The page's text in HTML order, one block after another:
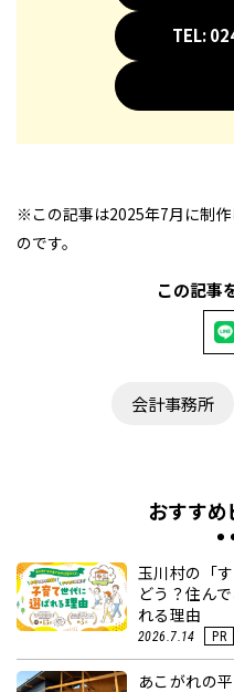
TEL:
※この記事は2025年7月に制
のです。
この記事
会計事務所
おすす
玉川村の「
どう？住ん
れる理由
2026.7.14 PR
あこがれの